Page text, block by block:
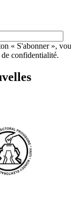
« S'abonner »,
confidentialité.